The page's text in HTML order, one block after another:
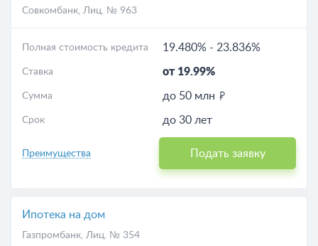
Совкомбанк, Лиц. № 963
Полная стоимость кредита 19.480% - 23.836%
Ставка от 19.99%
Сумма до 50 млн
Срок до 30 лет
Преимущества Подать заявку
Ипотека на дом
Газпромбанк, Лиц. № 354